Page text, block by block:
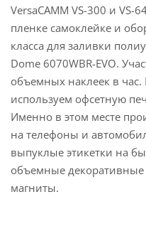
VersaCAMM VS-300 и VS-
пленке самоклейке и
класса для заливки
Dome 6070WBR-EVO.
объемных наклеек в
используем офсетную
Именно в этом месте
на телефоны и
выпуклые этикетки на
объемные
магниты.